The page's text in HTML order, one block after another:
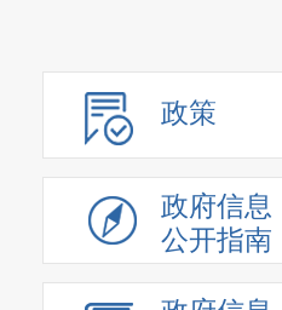
政策
政府信息
公开指南